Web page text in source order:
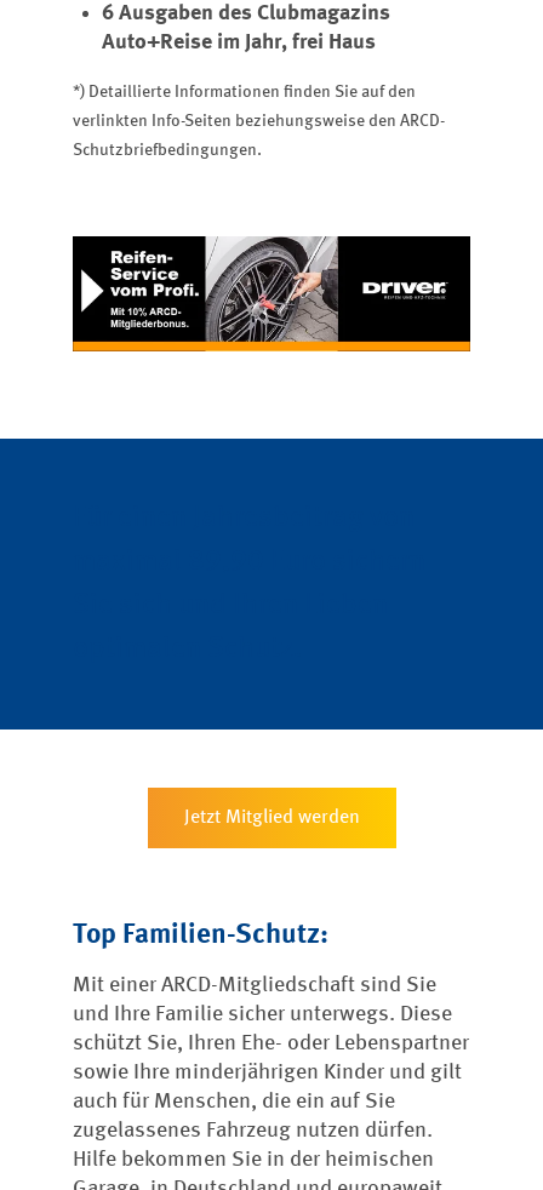
6 Ausgaben des Clubmagazins
Auto+Reise im Jahr, frei Haus
*) Detaillierte Informationen finden Sie auf den
verlinkten Info-Seiten beziehungsweise den ARCD-
Schutzbriefbedingungen.
Jetzt Mitglied werden
Top Familien-Schutz:
Mit einer ARCD-Mitgliedschaft sind Sie
und Ihre Familie sicher unterwegs. Diese
schützt Sie, Ihren Ehe- oder Lebenspartner
sowie Ihre minderjährigen Kinder und gilt
auch für Menschen, die ein auf Sie
zugelassenes Fahrzeug nutzen dürfen.
Hilfe bekommen Sie in der heimischen